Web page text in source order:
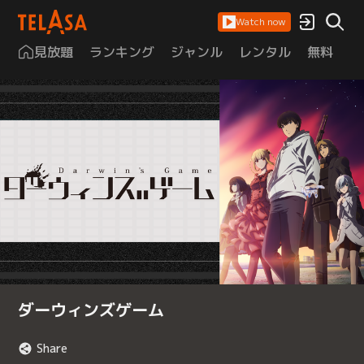
Watch now
見放題 ランキング ジャンル レンタル 無料
ダーウィンズゲーム
Share